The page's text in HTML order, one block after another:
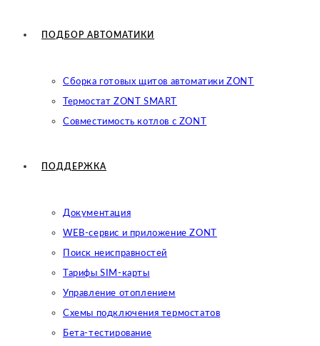
ПОДБОР АВТОМАТИКИ
Сборка готовых щитов автоматики ZONT
Термостат ZONT SMART
Совместимость котлов с ZONT
ПОДДЕРЖКА
Документация
WEB-сервис и приложение ZONT
Поиск неисправностей
Тарифы SIM-карты
Управление отоплением
Схемы подключения термостатов
Бета-тестирование